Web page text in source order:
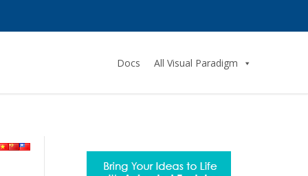
Docs All Visual Paradigm